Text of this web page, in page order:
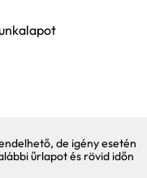
de igény esetén
űrlapot és rövid időn